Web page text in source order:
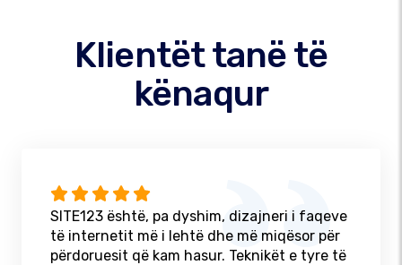
Klientët tanë të
kënaqur
SITE123 është, pa dyshim, dizajneri i faqeve
të internetit më i lehtë dhe më miqësor për
përdoruesit që kam hasur. Teknikët e tyre të